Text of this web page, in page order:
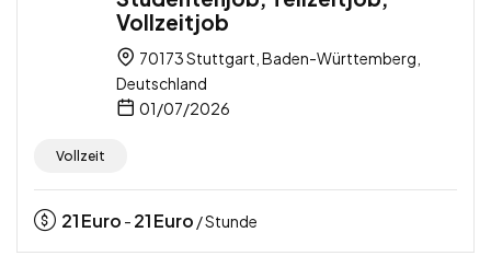
Vollzeitjob
70173 Stuttgart, Baden-Württemberg,
Deutschland
01/07/2026
Vollzeit
21Euro - 21Euro / Stunde